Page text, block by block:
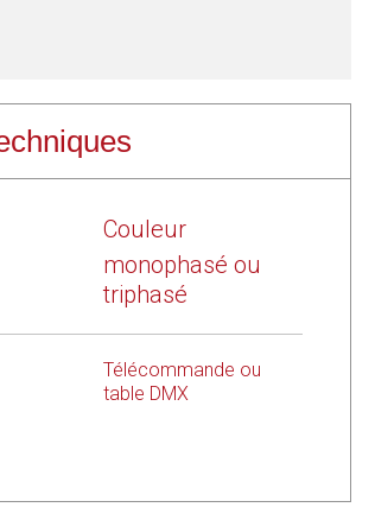
Couleur
monophasé ou
triphasé
Télécommande ou
table DMX